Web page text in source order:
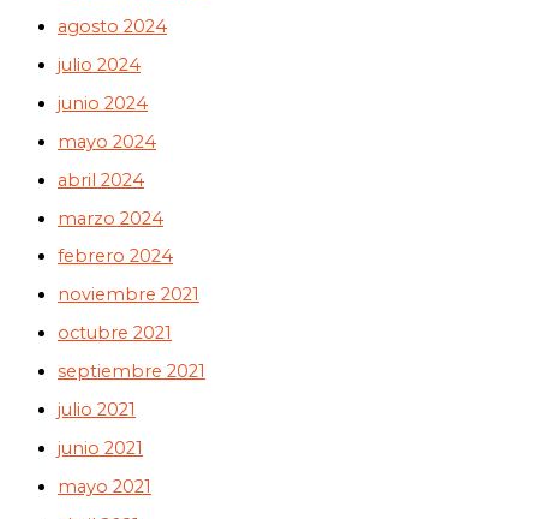
agosto 2024
julio 2024
junio 2024
mayo 2024
abril 2024
marzo 2024
febrero 2024
noviembre 2021
octubre 2021
septiembre 2021
julio 2021
junio 2021
mayo 2021